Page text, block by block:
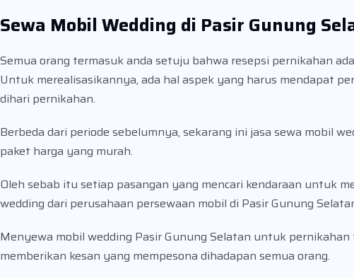
Sewa Mobil Wedding di Pasir Gunung
Semua orang termasuk anda setuju bahwa resepsi pernikahan
Untuk merealisasikannya, ada hal aspek yang harus mendapat
dihari pernikahan.
Berbeda dari periode sebelumnya, sekarang ini jasa sewa mobil
paket harga yang murah.
Oleh sebab itu setiap pasangan yang mencari kendaraan untuk
wedding dari perusahaan persewaan mobil di Pasir Gunung
Menyewa mobil wedding Pasir Gunung Selatan untuk
memberikan kesan yang mempesona dihadapan semua orang.